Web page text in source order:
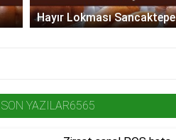
Hayır Lokması Sancaktepe
SON YAZILAR6565